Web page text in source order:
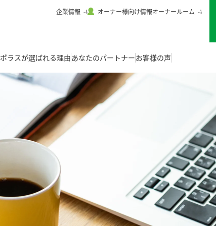
企業情報 オーナー様向け情報オーナールーム
ポラスが選ばれる理由あなたのパートナーお客様の声